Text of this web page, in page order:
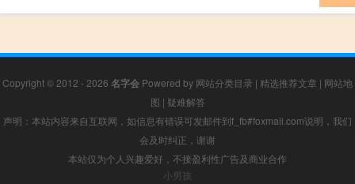
Copyright © 2012 - 2026 名字会 Powered by 网站分类目录 | 精选推荐文章 | 网站地
图 | 疑难解答
声明：本站内容来自互联网，如信息有错误可发邮件到f_fb#foxmail.com说明，我们
会及时纠正，谢谢
本站仅为个人兴趣爱好，不接盈利性广告及商业合作
小男孩